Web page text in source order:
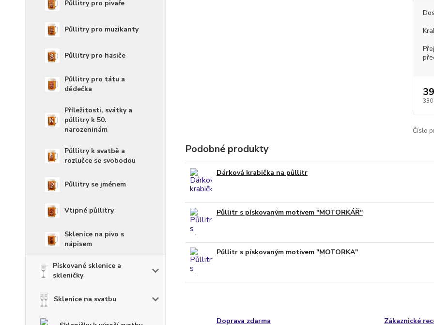
Půllitry pro pivaře
Půllitry pro muzikanty
Půllitry pro hasiče
Půllitry pro tátu a
dědečka
Příležitosti, svátky a
půllitry k 50.
narozeninám
Půllitry k svatbě a
rozlučce se svobodou
Půllitry se jménem
Vtipné půllitry
Sklenice na pivo s
nápisem
Pískované sklenice a
skleničky
Sklenice na svatbu
330
Číslo
Podobné produkty
Dárková krabička na půllitr
Půllitr s pískovaným motivem "MOTORKÁŘ"
Půllitr s pískovaným motivem "MOTORKA"
Doprava zdarma
Zákaznické